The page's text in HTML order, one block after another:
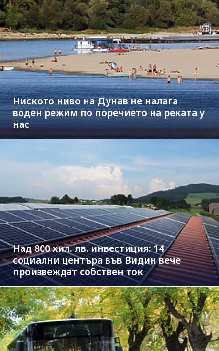
Ниското ниво на Дунав не налага
воден режим по поречието на реката у
нас
Над 800 хил. лв. инвестиция: 14
социални центъра във Видин вече
произвеждат собствен ток